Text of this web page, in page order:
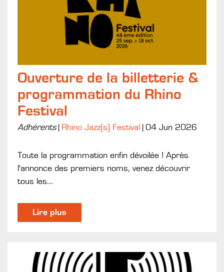
Ouverture de la billetterie &
programmation du Rhino
Festival
Adhérents Rhino Jazz(s) Festival 04 Jun 2026
Toute la programmation enfin dévoilée ! Après
l'annonce des premiers noms, venez découvrir
tous les...
Lire plus